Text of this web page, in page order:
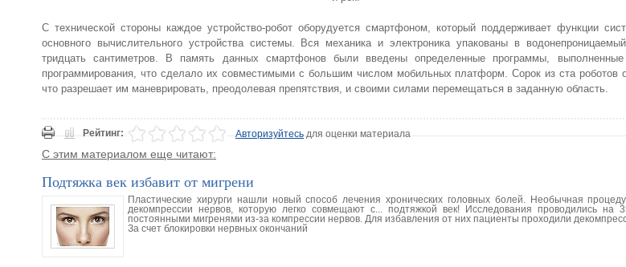
С технической стороны каждое устройство-робот оборудуется смартфоном, который поддерживает функции
основного вычислительного устройства системы. Вся механика и электроника упакованы в
тридцать сантиметров. В память данных смартфонов были введены определенные программы, выполненные
программирования, что сделало их совместимыми с большим числом мобильных платформ. Сорок из ста роботов
что разрешает им маневрировать, преодолевая препятствия, и своими силами перемещаться в заданную область.
Рейтинг: Авторизуйтесьдля оценки материала
С этим материалом еще читают:
Подтяжка век избавит от мигрени
Пластические хирурги нашли новый способ лечения хронических головных болей. Необычная
декомпрессии нервов, которую легко совмещают с... подтяжкой век! Исследования проводились на
постоянными мигренями из-за компрессии нервов. Для избавления от них пациенты проходили
За счет блокировки нервных окончаний